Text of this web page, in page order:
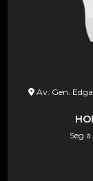
Av. Gen.
Seg